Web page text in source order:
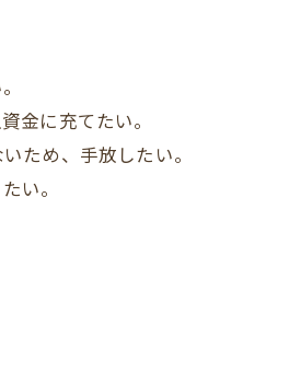
金に充てたい。
ため、手放したい。
い。